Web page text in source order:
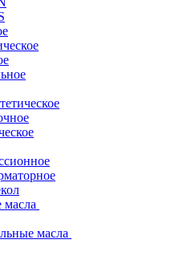
масла